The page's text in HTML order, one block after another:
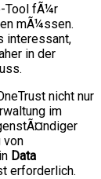
Tool fÃ¼r
mÃ¼ssen.
interessant,
in der
nicht nur
im
von
Data
erforderlich.